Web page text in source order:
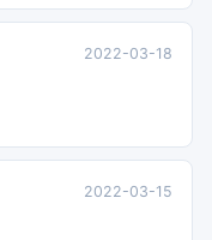
2022-03-18
2022-03-15